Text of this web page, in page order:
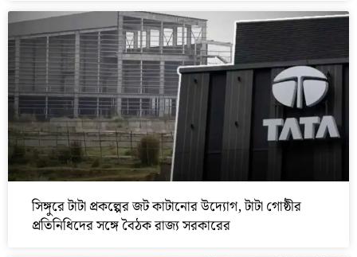
সিঙ্গুরে টাটা প্রকল্পের জট কাটানোর উদ্যোগ, টাটা গোষ্ঠীর
প্রতিনিধিদের সঙ্গে বৈঠক রাজ্য সরকারের